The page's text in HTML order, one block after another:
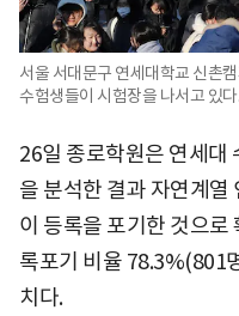
서울 서대문구 연세대학교 신촌
수험생들이 시험장을 나서고 있
26일 종로학원은 연세대
을 분석한 결과 자연계
이 등록을 포기한 것으로
록포기 비율 78.3%(801
치다.